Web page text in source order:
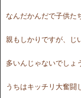
なんだかんだで子供た
親もしかりですが、じ
多いんじゃないでしょ
うちはキッチリ大奮闘